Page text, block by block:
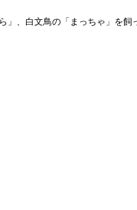
、白文鳥の「まっちゃ」を飼